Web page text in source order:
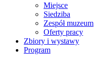
Miejsce
Siedziba
Zespół muzeum
Oferty pracy
Zbiory i wystawy
Program